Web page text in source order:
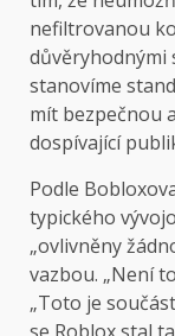
nefiltrovanou
důvěryhodnými
stanovíme
mít bezpečnou
dospívající
Podle
typického
„ovlivněny
vazbou. „Není
„Toto je